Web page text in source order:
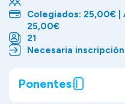
Colegiados: 25,00€ |
25,00€
21
Necesaria inscripción
Ponentes